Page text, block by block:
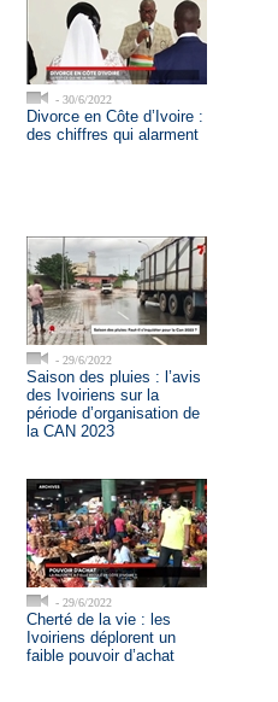
- 30/6/2022
Divorce en Côte d’Ivoire :
des chiffres qui alarment
- 29/6/2022
Saison des pluies : l’avis
des Ivoiriens sur la
période d’organisation de
la CAN 2023
- 29/6/2022
Cherté de la vie : les
Ivoiriens déplorent un
faible pouvoir d’achat